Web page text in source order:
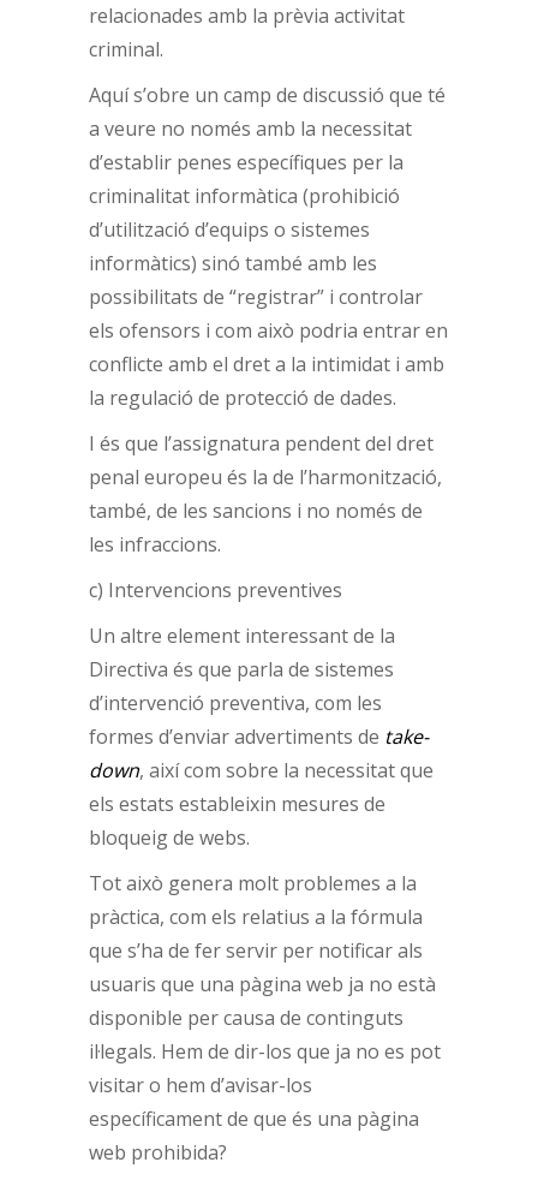
relacionades amb la prèvia activitat
criminal.
Aquí s’obre un camp de discussió que té
a veure no només amb la necessitat
d’establir penes específiques per la
criminalitat informàtica (prohibició
d’utilització d’equips o sistemes
informàtics) sinó també amb les
possibilitats de “registrar” i controlar
els ofensors i com això podria entrar en
conflicte amb el dret a la intimidat i amb
la regulació de protecció de dades.
I és que l’assignatura pendent del dret
penal europeu és la de l’harmonització,
també, de les sancions i no només de
les infraccions.
c) Intervencions preventives
Un altre element interessant de la
Directiva és que parla de sistemes
d’intervenció preventiva, com les
formes d’enviar advertiments de take-
down, així com sobre la necessitat que
els estats estableixin mesures de
bloqueig de webs.
Tot això genera molt problemes a la
pràctica, com els relatius a la fórmula
que s’ha de fer servir per notificar als
usuaris que una pàgina web ja no està
disponible per causa de continguts
il·legals. Hem de dir-los que ja no es pot
visitar o hem d’avisar-los
específicament de que és una pàgina
web prohibida?